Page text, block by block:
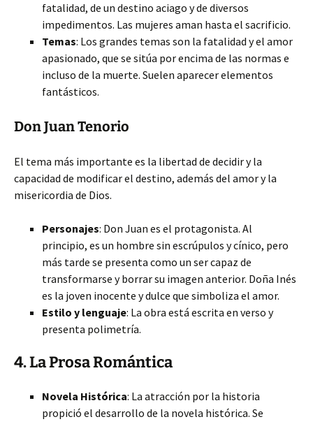
fatalidad, de un destino aciago y de diversos
impedimentos. Las mujeres aman hasta el sacrificio.
Temas: Los grandes temas son la fatalidad y el amor
apasionado, que se sitúa por encima de las normas e
incluso de la muerte. Suelen aparecer elementos
fantásticos.
Don Juan Tenorio
El tema más importante es la libertad de decidir y la
capacidad de modificar el destino, además del amor y la
misericordia de Dios.
Personajes: Don Juan es el protagonista. Al
principio, es un hombre sin escrúpulos y cínico, pero
más tarde se presenta como un ser capaz de
transformarse y borrar su imagen anterior. Doña Inés
es la joven inocente y dulce que simboliza el amor.
Estilo y lenguaje: La obra está escrita en verso y
presenta polimetría.
4. La Prosa Romántica
Novela Histórica: La atracción por la historia
propició el desarrollo de la novela histórica. Se